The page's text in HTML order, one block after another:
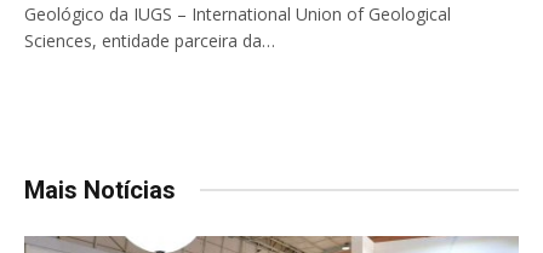
Geológico da IUGS – International Union of Geological
Sciences, entidade parceira da…
Mais Notícias